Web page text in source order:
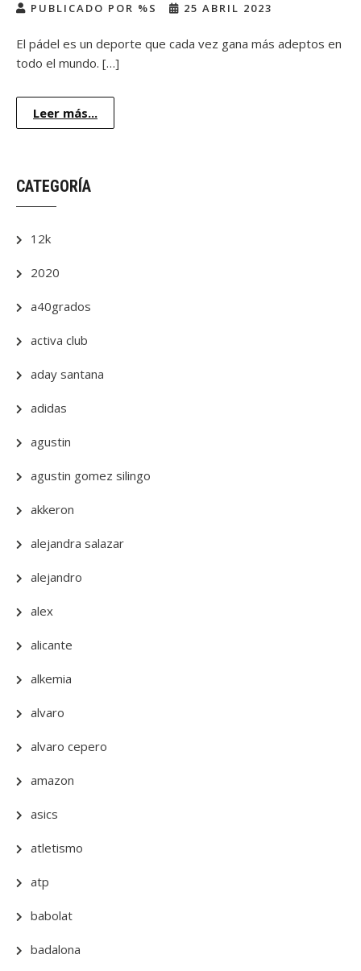
PUBLICADO POR %S 25 ABRIL 2023
El pádel es un deporte que cada vez gana más adeptos en
todo el mundo. […]
Leer más...
CATEGORÍA
12k
2020
a40grados
activa club
aday santana
adidas
agustin
agustin gomez silingo
akkeron
alejandra salazar
alejandro
alex
alicante
alkemia
alvaro
alvaro cepero
amazon
asics
atletismo
atp
babolat
badalona